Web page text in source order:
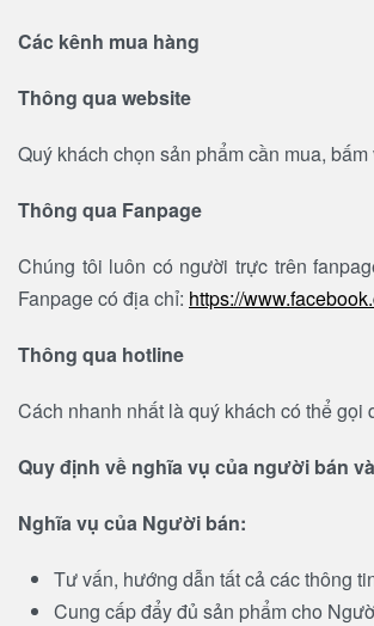
Các kênh mua hàng
Thông qua website
Quý khách chọn sản phẩm cần mua,
Thông qua Fanpage
Chúng tôi luôn có người trực trên
Fanpage có địa chỉ: https://
Thông qua hotline
Cách nhanh nhất là quý khách có thể
Quy định về nghĩa vụ của người bán
Nghĩa vụ của Người bán:
Tư vấn, hướng dẫn tất cả các thông
Cung cấp đẩy đủ sản phẩm cho